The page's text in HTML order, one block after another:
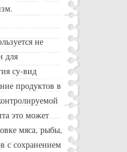
не
для
су-вид
продуктов в
это может
мяса, рыбы,
с сохранением